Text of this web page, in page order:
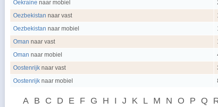
Oekraine naar mobiel
Oezbekistan naar vast
Oezbekistan naar mobiel
Oman naar vast
Oman naar mobiel
Oostenrijk naar vast
Oostenrijk naar mobiel
A B C D E F G H I J K L M N O P Q